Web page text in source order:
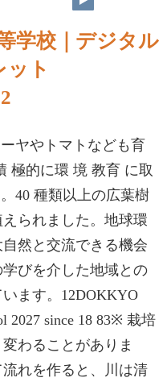
学校｜デジタル
ット
ヤやトマトなども育
極的に環 境 教育 に取
40 種類以上の広葉樹
られました。地球環
然と交流できる機会
びを介した地域との
ます。12DOKKYO
2027 since 18 83※ 栽培
わることがありま
れを作ると、川は清